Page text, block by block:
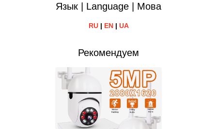
Язык | Language | Мова
RU| EN| UA
Рекомендуем